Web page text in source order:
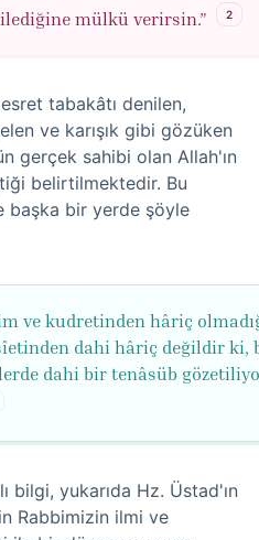
mülkü verirsin.”
2
tabakâtı denilen,
ve karışık gibi gözüken
gerçek sahibi olan Allah'ın
belirtilmektedir. Bu
başka bir yerde şöyle
ve kudretinden hâriç
dahi hâriç değildir ki,
dahi bir tenâsüb
bilgi, yukarıda Hz. Üstad'ın
Rabbimizin ilmi ve